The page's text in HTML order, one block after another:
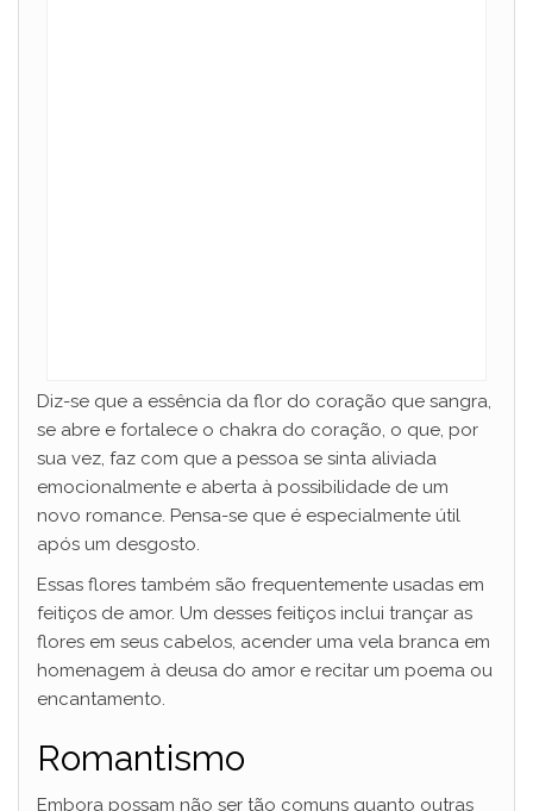
Diz-se que a essência da flor do coração que sangra,
se abre e fortalece o chakra do coração, o que, por
sua vez, faz com que a pessoa se sinta aliviada
emocionalmente e aberta à possibilidade de um
novo romance. Pensa-se que é especialmente útil
após um desgosto.
Essas flores também são frequentemente usadas em
feitiços de amor. Um desses feitiços inclui trançar as
flores em seus cabelos, acender uma vela branca em
homenagem à deusa do amor e recitar um poema ou
encantamento.
Romantismo
Embora possam não ser tão comuns quanto outras